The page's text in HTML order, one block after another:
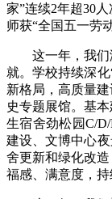
家”连续2年超30
师获“全国五一劳
这一年，我
就。学校持续深
新格局，高质量
史专题展馆。基
生宿舍劲松园C/
建设、文博中心
舍更新和绿化改
福感、满意度，持